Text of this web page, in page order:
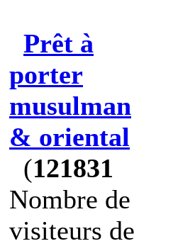
Prêt à
porter
musulman
& oriental
(121831
Nombre de
visiteurs de